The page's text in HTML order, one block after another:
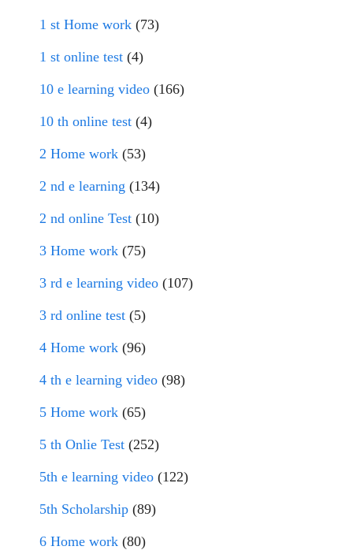
1 st Home work (73)
1 st online test (4)
10 e learning video (166)
10 th online test (4)
2 Home work (53)
2 nd e learning (134)
2 nd online Test (10)
3 Home work (75)
3 rd e learning video (107)
3 rd online test (5)
4 Home work (96)
4 th e learning video (98)
5 Home work (65)
5 th Onlie Test (252)
5th e learning video (122)
5th Scholarship (89)
6 Home work (80)